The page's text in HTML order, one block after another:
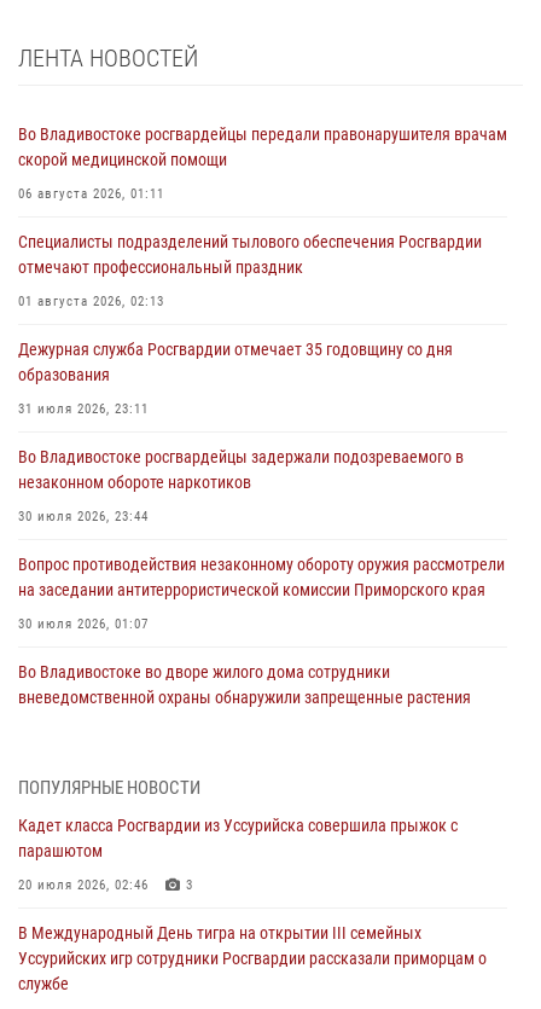
ЛЕНТА НОВОСТЕЙ
Во Владивостоке росгвардейцы передали правонарушителя врачам
скорой медицинской помощи
06 августа 2026, 01:11
Специалисты подразделений тылового обеспечения Росгвардии
отмечают профессиональный праздник
01 августа 2026, 02:13
Дежурная служба Росгвардии отмечает 35 годовщину со дня
образования
31 июля 2026, 23:11
Во Владивостоке росгвардейцы задержали подозреваемого в
незаконном обороте наркотиков
30 июля 2026, 23:44
Вопрос противодействия незаконному обороту оружия рассмотрели
на заседании антитеррористической комиссии Приморского края
30 июля 2026, 01:07
Во Владивостоке во дворе жилого дома сотрудники
вневедомственной охраны обнаружили запрещенные растения
В День Крещения Руси в Князь-Владимирском храме – Главном
ходом
28 июля 2026, 10:29
посвященном Дню Крещения Руси
28 июля 2026, 05:39
ПОПУЛЯРНЫЕ НОВОСТИ
Кадет класса Росгвардии из Уссурийска совершила прыжок с
парашютом
20 июля 2026, 02:46 3
В Международный День тигра на открытии III семейных
Уссурийских игр сотрудники Росгвардии рассказали приморцам о
службе